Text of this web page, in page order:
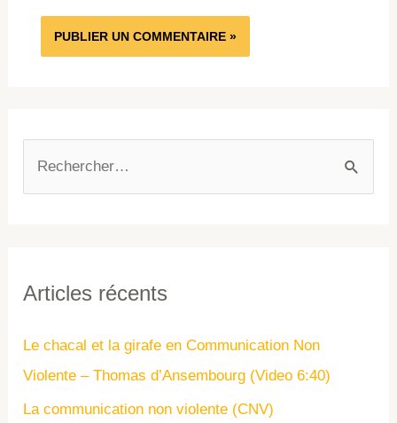
Articles récents
Le chacal et la girafe en Communication Non
Violente – Thomas d’Ansembourg (Video 6:40)
La communication non violente (CNV)